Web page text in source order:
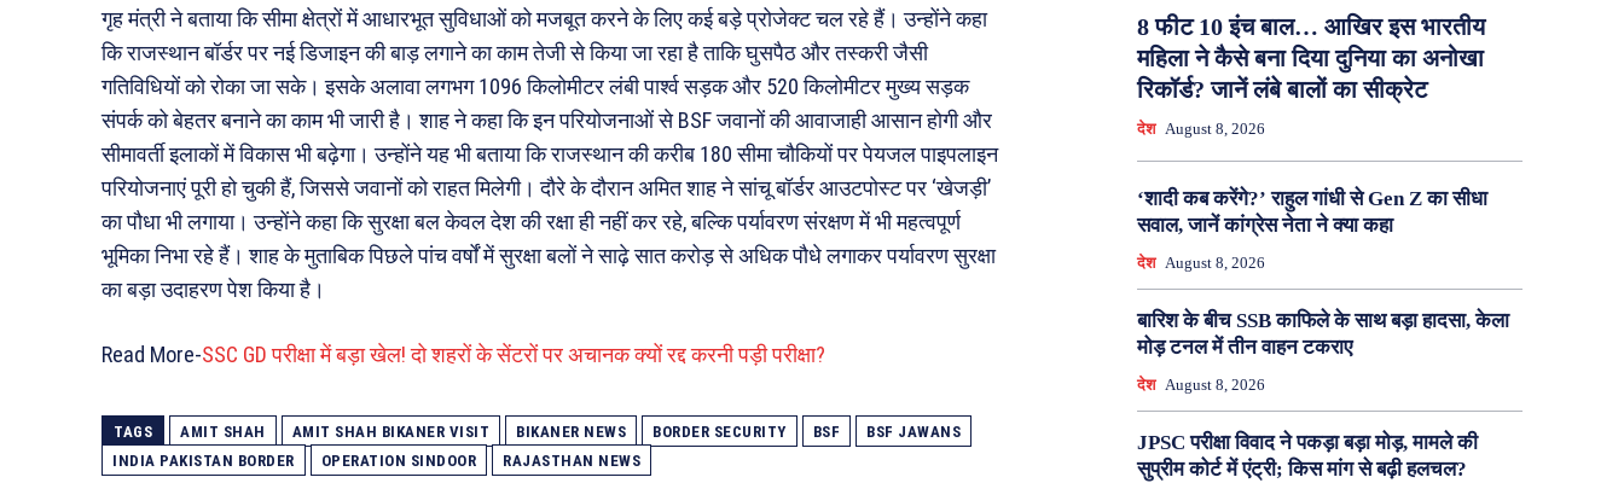
गृह मंत्री ने बताया कि सीमा क्षेत्रों में आधारभूत सुविधाओं को मजबूत करने के लिए कई बड़े प्रोजेक्ट चल रहे हैं। उन्होंने कहा
कि राजस्थान बॉर्डर पर नई डिजाइन की बाड़ लगाने का काम तेजी से किया जा रहा है ताकि घुसपैठ और तस्करी जैसी
गतिविधियों को रोका जा सके। इसके अलावा लगभग 1096 किलोमीटर लंबी पार्श्व सड़क और 520 किलोमीटर मुख्य सड़क
संपर्क को बेहतर बनाने का काम भी जारी है। शाह ने कहा कि इन परियोजनाओं से BSF जवानों की आवाजाही आसान होगी और
सीमावर्ती इलाकों में विकास भी बढ़ेगा। उन्होंने यह भी बताया कि राजस्थान की करीब 180 सीमा चौकियों पर पेयजल पाइपलाइन
परियोजनाएं पूरी हो चुकी हैं, जिससे जवानों को राहत मिलेगी। दौरे के दौरान अमित शाह ने सांचू बॉर्डर आउटपोस्ट पर ‘खेजड़ी’
का पौधा भी लगाया। उन्होंने कहा कि सुरक्षा बल केवल देश की रक्षा ही नहीं कर रहे, बल्कि पर्यावरण संरक्षण में भी महत्वपूर्ण
भूमिका निभा रहे हैं। शाह के मुताबिक पिछले पांच वर्षों में सुरक्षा बलों ने साढ़े सात करोड़ से अधिक पौधे लगाकर पर्यावरण सुरक्षा
का बड़ा उदाहरण पेश किया है।
Read More-SSC GD परीक्षा में बड़ा खेल! दो शहरों के सेंटरों पर अचानक क्यों रद्द करनी पड़ी परीक्षा?
TAGS AMIT SHAH AMIT SHAH BIKANER VISIT BIKANER NEWS BORDER SECURITY BSF
BSF JAWANS
INDIA PAKISTAN BORDER
OPERATION SINDOOR RAJASTHAN NEWS
8 फीट 10 इंच बाल… आखिर इस भारतीय
महिला ने कैसे बना दिया दुनिया का अनोखा
रिकॉर्ड? जानें लंबे बालों का सीक्रेट
देश August 8, 2026
‘शादी कब करेंगे?’ राहुल गांधी से Gen Z का सीधा
सवाल, जानें कांग्रेस नेता ने क्या कहा
देश August 8, 2026
बारिश के बीच SSB काफिले के साथ बड़ा हादसा, केला
मोड़ टनल में तीन वाहन टकराए
देश August 8, 2026
JPSC परीक्षा विवाद ने पकड़ा बड़ा मोड़, मामले की
सुप्रीम कोर्ट में एंट्री; किस मांग से बढ़ी हलचल?